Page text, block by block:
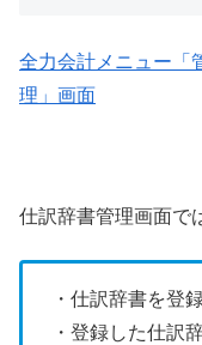
全力会計メニュー「
理」画面
仕訳辞書管理画面で
・仕訳辞書を登
・登録した仕訳